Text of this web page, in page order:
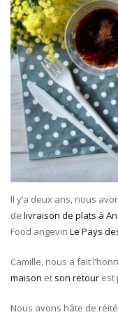
Il y’a deux ans, nous
de livraison de plats à
Food angevin Le Pays
Camille, nous a fait
maison et son retour est
Nous avons hâte de